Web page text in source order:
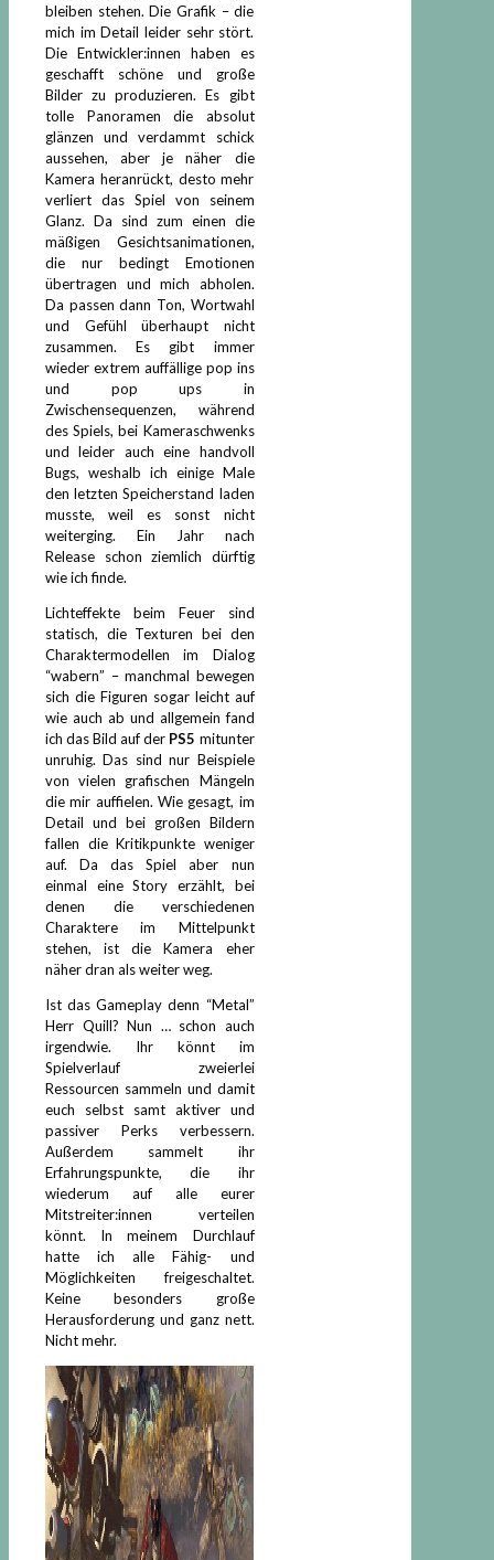
bleiben stehen. Die Grafik – die
mich im Detail leider sehr stört.
Die Entwickler:innen haben es
geschafft schöne und große
Bilder zu produzieren. Es gibt
tolle Panoramen die absolut
glänzen und verdammt schick
aussehen, aber je näher die
Kamera heranrückt, desto mehr
verliert das Spiel von seinem
Glanz. Da sind zum einen die
mäßigen Gesichtsanimationen,
die nur bedingt Emotionen
übertragen und mich abholen.
Da passen dann Ton, Wortwahl
und Gefühl überhaupt nicht
zusammen. Es gibt immer
wieder extrem auffällige pop ins
und pop ups in
Zwischensequenzen, während
des Spiels, bei Kameraschwenks
und leider auch eine handvoll
Bugs, weshalb ich einige Male
den letzten Speicherstand laden
musste, weil es sonst nicht
weiterging. Ein Jahr nach
Release schon ziemlich dürftig
wie ich finde.
Lichteffekte beim Feuer sind
statisch, die Texturen bei den
Charaktermodellen im Dialog
“wabern” – manchmal bewegen
sich die Figuren sogar leicht auf
wie auch ab und allgemein fand
ich das Bild auf der PS5 mitunter
unruhig. Das sind nur Beispiele
von vielen grafischen Mängeln
die mir auffielen. Wie gesagt, im
Detail und bei großen Bildern
fallen die Kritikpunkte weniger
auf. Da das Spiel aber nun
einmal eine Story erzählt, bei
denen die verschiedenen
Charaktere im Mittelpunkt
stehen, ist die Kamera eher
näher dran als weiter weg.
Ist das Gameplay denn “Metal”
Herr Quill? Nun … schon auch
irgendwie. Ihr könnt im
Spielverlauf zweierlei
Ressourcen sammeln und damit
euch selbst samt aktiver und
passiver Perks verbessern.
Außerdem sammelt ihr
Erfahrungspunkte, die ihr
wiederum auf alle eurer
Mitstreiter:innen verteilen
könnt. In meinem Durchlauf
hatte ich alle Fähig- und
Möglichkeiten freigeschaltet.
Keine besonders große
Herausforderung und ganz nett.
Nicht mehr.